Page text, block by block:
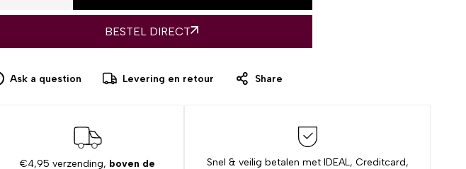
BESTEL DIRECT
Ask a question Levering en retour Share
€4,95 verzending, boven de
Snel & veilig betalen met IDEAL, Creditcard,